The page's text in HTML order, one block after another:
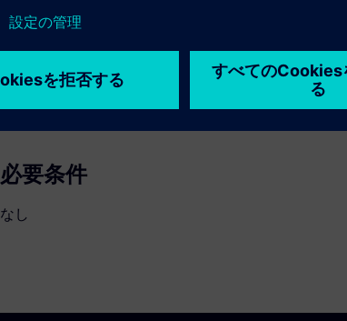
必要条件
なし